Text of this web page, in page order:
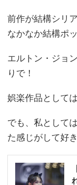
前作が結構シリ
なかなか結構ポ
エルトン・ジョ
りで！
娯楽作品として
でも、私として
た感じがして好